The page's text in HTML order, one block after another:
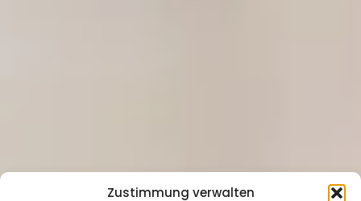
Zustimmung verwalten